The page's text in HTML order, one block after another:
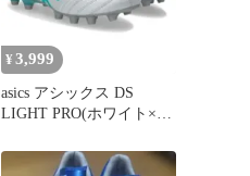
¥ 3,999
asics アシックス DS
LIGHT PRO(ホワイト×グ